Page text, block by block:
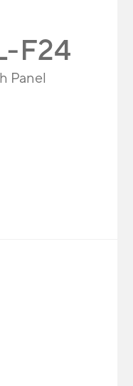
F24
Panel